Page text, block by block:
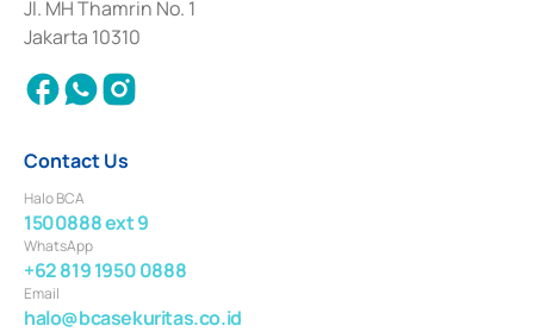
Institution for the Issuance, Transaction, and Administration and
Settlement of Commercial Paper Transactions whose license was issued in
2018.
Jl. MH Thamrin No. 1
Jakarta 10310
Contact Us
Halo BCA
1500888 ext 9
WhatsApp
+62 819 1950 0888
Email
halo@bcasekuritas.co.id